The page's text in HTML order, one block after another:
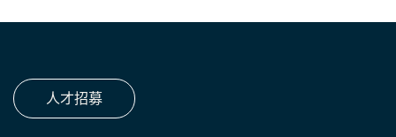
人才招募